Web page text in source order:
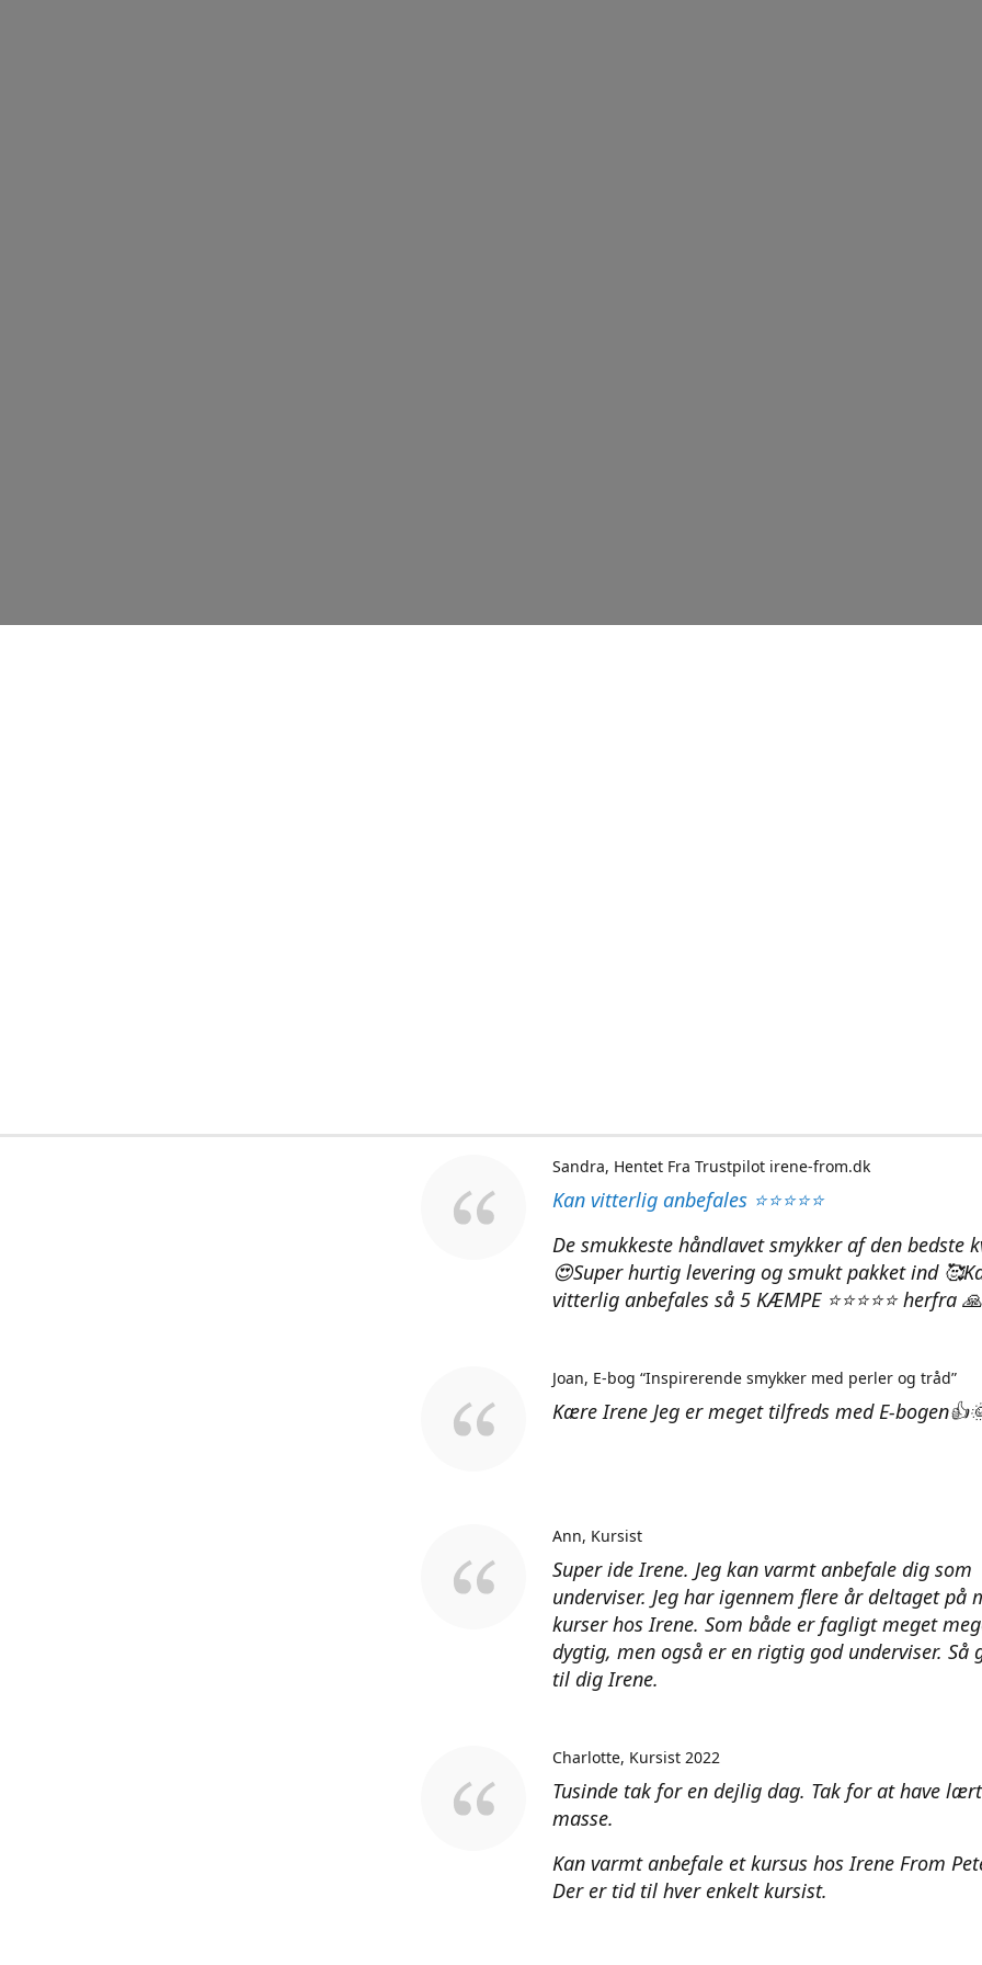
Kan vitterlig anbefales ⭐⭐⭐⭐⭐
De smukkeste håndlavet smykker af den bedste
😍Super hurtig levering og smukt pakket ind
vitterlig anbefales så 5 KÆMPE ⭐⭐⭐⭐⭐ herfra 🙏
Sandra Hentet Fra Trustpilot irene-from.dk
Kære Irene Jeg er meget tilfreds med E-
Joan E-bog “Inspirerende smykker med perler og tråd”
Super ide Irene. Jeg kan varmt anbefale dig som
underviser. Jeg har igennem flere år deltaget på
kurser hos Irene. Som både er fagligt meget
dygtig, men også er en rigtig god underviser. Så
til dig Irene.
Ann Kursist
Tusinde tak for en dejlig dag. Tak for at have
masse.
Kan varmt anbefale et kursus hos Irene From
Der er tid til hver enkelt kursist.
Charlotte Kursist 2022